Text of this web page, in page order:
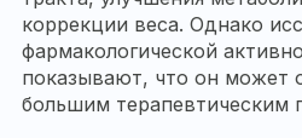
коррекции веса. Однако
фармакологической
показывают, что он может
большим терапевтическим